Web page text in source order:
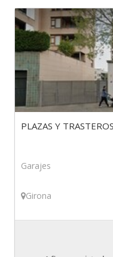
PLAZAS Y
Garajes
Girona